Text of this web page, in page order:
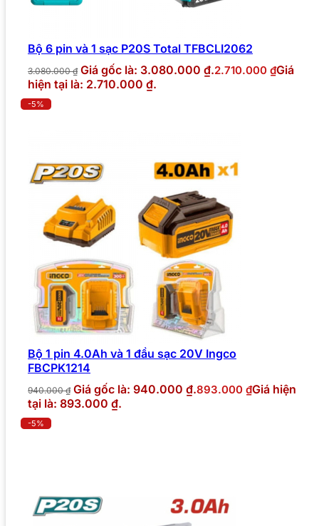
Bộ 6 pin và 1 sạc P20S Total TFBCLI2062
3.080.000₫ Giá gốc là: 3.080.000 ₫.2.710.000 ₫Giá
hiện tại là: 2.710.000 ₫.
-5%
Bộ 1 pin 4.0Ah và 1 đầu sạc 20V Ingco
FBCPK1214
940.000₫ Giá gốc là: 940.000 ₫.893.000 ₫Giá hiện
tại là: 893.000 ₫.
-5%